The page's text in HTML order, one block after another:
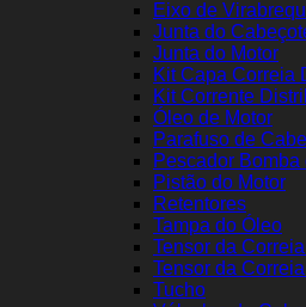
Eixo de
Junta do
Junta do Motor
Kit Capa Correia
Kit Corrente
Óleo de Motor
Parafuso de
Pescador Bomba
Pistão do Motor
Retentores
Tampa do Óleo
Tensor da
Tensor da
Tucho